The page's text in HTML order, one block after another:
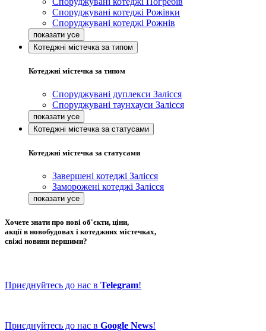
Споруджувані котеджі Рожівки
Споруджувані котеджі Рожнів
Котеджні містечка за типом
Котеджні містечка за типом
Споруджувані дуплекси Залісся
Споруджувані таунхауси Залісся
Котеджні містечка за статусами
Котеджні містечка за статусами
Завершені котеджі Залісся
Заморожені котеджі Залісся
Хочете знати про нові об'єкти, ціни,
акції в новобудовах і котеджних містечках,
свіжі новини першими?
Приєднуйтесь до нас в Telegram!
Приєднуйтесь до нас в Google News!